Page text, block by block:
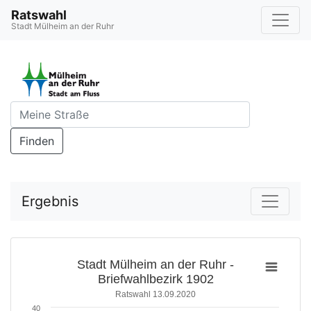
Ratswahl
Stadt Mülheim an der Ruhr
Finden
Ergebnis
Stadt Mülheim an der Ruhr -
Briefwahlbezirk 1902
Ratswahl 13.09.2020
40